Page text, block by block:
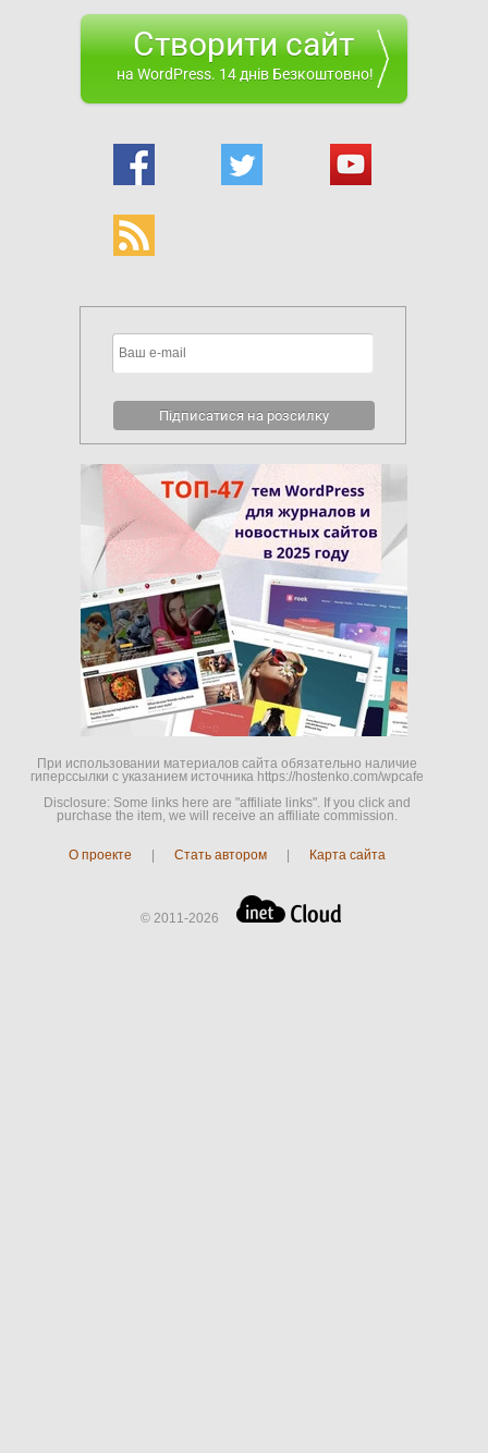
Створити сайт
на WordPress. 14 днів Безкоштовно!
При использовании материалов сайта обязательно наличие
гиперссылки c указанием источника https://hostenko.com/wpcafe
Disclosure: Some links here are "affiliate links". If you click and
purchase the item, we will receive an affiliate commission.
О проекте | Стать автором | Карта сайта
© 2011-2026